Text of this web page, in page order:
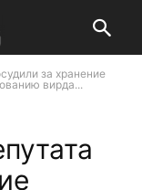
за хранение
вирда...